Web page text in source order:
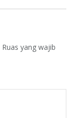
Ruas yang wajib